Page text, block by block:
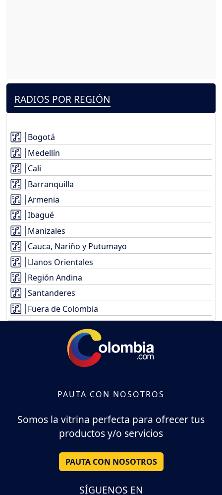
RADIOS POR REGIÓN
Bogotá
Medellín
Cali
Barranquilla
Armenia
Ibagué
Manizales
Cauca, Nariño y Putumayo
Llanos Orientales
Región Andina
Santanderes
Fuera de Colombia
PAUTA CON NOSOTROS
Somos la vitrina perfecta para ofrecer tus
productos y/o servicios
PAUTA CON NOSOTROS
SÍGUENOS EN